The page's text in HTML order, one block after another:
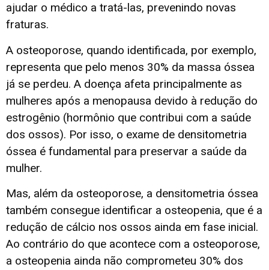
ajudar o médico a tratá-las, prevenindo novas
fraturas.
A osteoporose, quando identificada, por exemplo,
representa que pelo menos 30% da massa óssea
já se perdeu. A doença afeta principalmente as
mulheres após a menopausa devido à redução do
estrogênio (hormônio que contribui com a saúde
dos ossos). Por isso, o exame de densitometria
óssea é fundamental para preservar a saúde da
mulher.
Mas, além da osteoporose, a densitometria óssea
também consegue identificar a osteopenia, que é a
redução de cálcio nos ossos ainda em fase inicial.
Ao contrário do que acontece com a osteoporose,
a osteopenia ainda não comprometeu 30% dos